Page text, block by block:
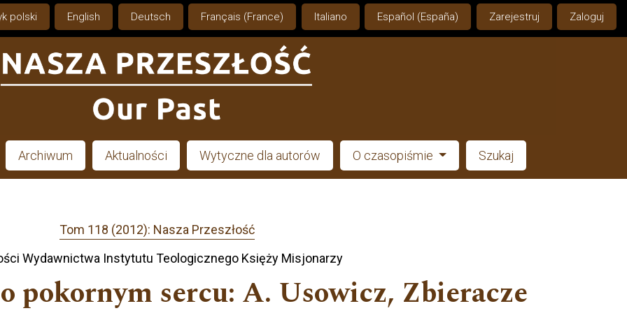
polski English Deutsch Français (France) Italiano Español (España) Zarejestruj Zaloguj
Archiwum Aktualności Wytyczne dla autorów O czasopiśmie Szukaj
Tom 118 (2012): Nasza Przeszłość
Wydawnictwa Instytutu Teologicznego Księży Misjonarzy
pokornym sercu: A. Usowicz, Zbieracze